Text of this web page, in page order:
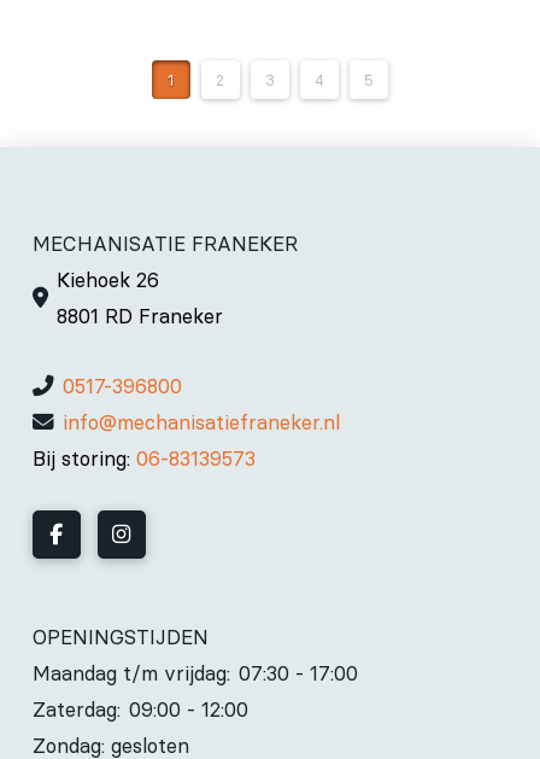
1 2 3 4 5
MECHANISATIE FRANEKER
Kiehoek 26
8801 RD Franeker
0517-396800
info@mechanisatiefraneker.nl
Bij storing: 06-83139573
OPENINGSTIJDEN
Maandag t/m vrijdag: 07:30 - 17:00
Zaterdag: 09:00 - 12:00
Zondag: gesloten